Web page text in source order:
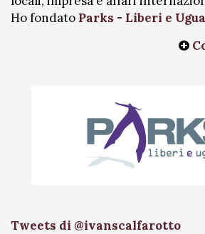
Ho fondato Parks - Liberi e
Tweets di @ivanscalfarotto